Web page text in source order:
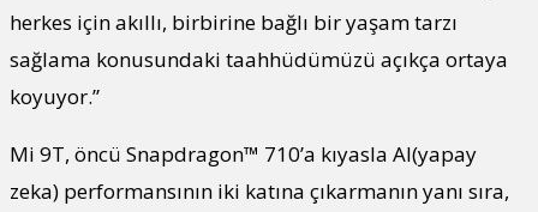
herkes için akıllı, birbirine bağlı bir yaşam tarzı
sağlama konusundaki taahhüdümüzü açıkça ortaya
koyuyor.”
Mi 9T, öncü Snapdragon™ 710’a kıyasla AI(yapay
zeka) performansının iki katına çıkarmanın yanı sıra,